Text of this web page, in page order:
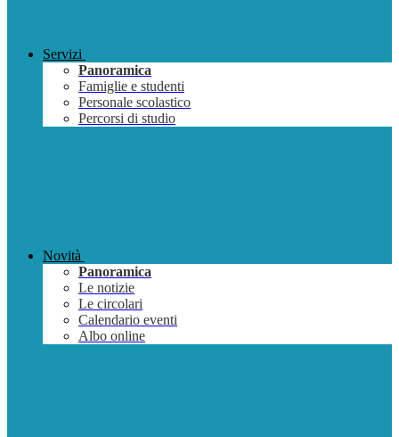
Servizi
Panoramica
Famiglie e studenti
Personale scolastico
Percorsi di studio
Novità
Panoramica
Le notizie
Le circolari
Calendario eventi
Albo online